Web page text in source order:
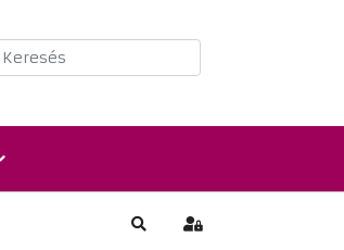
Keresés
KeresésBejelentkezés